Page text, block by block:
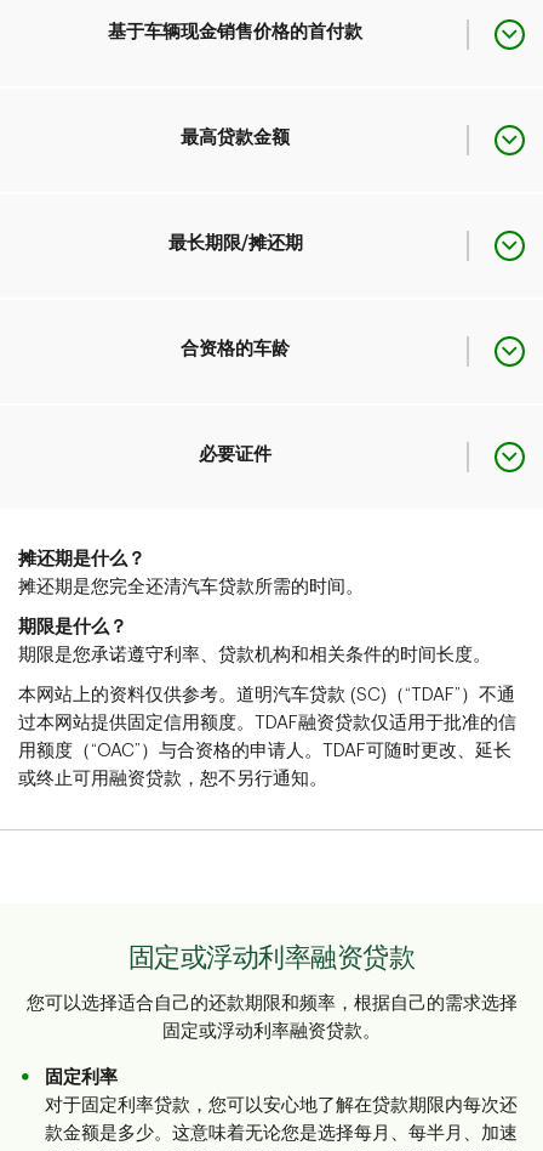
移居加拿大未满5年的新移民
基于车辆现金销售价格的首付款
外籍工人
最高贷款金额
永久居民最长期限/摊还期
合资格的车龄
外籍工人
必要证件
永久居民
居留确认表（IMM 5292或
外籍工人
工作签证表 (IMM 1442) 或工
作签证，有效期须清晰可见
摊还期是什么？
摊还期是您完全还清汽车贷款所需的时间。
期限是什么？
期限是您承诺遵守利率、贷款机构和相关条件的时间长度。
本网站上的资料仅供参考。道明汽车贷款 (SC)（“TDAF”）不通
过本网站提供固定信用额度。TDAF融资贷款仅适用于批准的信
用额度（“OAC”）与合资格的申请人。TDAF可随时更改、延长
或终止可用融资贷款，恕不另行通知。
固定或浮动利率融资贷款
您可以选择适合自己的还款期限和频率，根据自己的需求选择
固定或浮动利率融资贷款。
固定利率
对于固定利率贷款，您可以安心地了解在贷款期限内每次还
款金额是多少。这意味着无论您是选择每月、每半月、加速